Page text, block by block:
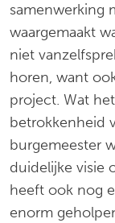
samenwerking
waargemaakt
niet
horen, want
project. Wat
betrokkenheid
burgemeester
duidelijke visie
heeft ook nog
enorm